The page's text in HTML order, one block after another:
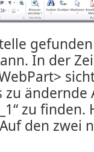
In der
zu
zu
den zwei